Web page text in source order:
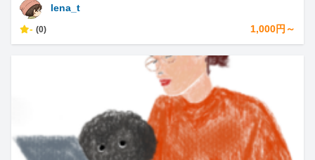
lena_t
- (0) 1,000円～